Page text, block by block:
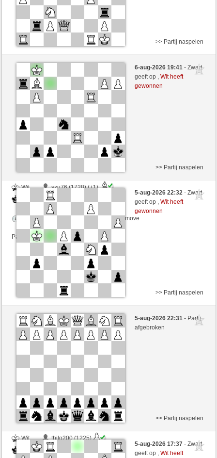
Zwart
Stockfish AI niveau 1
Speelduur: 5 minutes/side + 8 seconds/move
>> Partij naspelen
6-aug-2026 19:41- Zwart
geeft op ,Wit heeft
gewonnen
Wit
szu76 (1728) (+1)
zionovi (1190) (-1)
Speelduur: 2 minutes/side + 0 seconds/move
Partij telt mee voor de ranglijst
>> Partij naspelen
5-aug-2026 22:32- Zwart
geeft op ,Wit heeft
gewonnen
Wit
thilo200 (1225) (+15)
Zwart
zionovi (1205) (-15)
>> Partij naspelen
5-aug-2026 22:31- Partij
afgebroken
Wit
thilo200 (1225)
Zwart
zionovi (1205)
>> Partij naspelen
5-aug-2026 17:37- Zwart
geeft op ,Wit heeft